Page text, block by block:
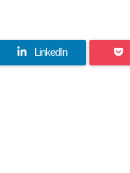
LinkedIn